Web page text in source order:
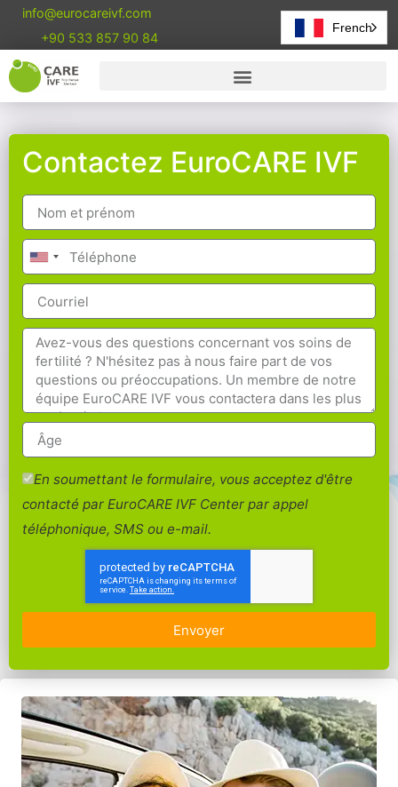
info@eurocareivf.com
+90 533 857 90 84
Contactez EuroCARE IVF
En soumettant le formulaire, vous acceptez d'être
contacté par EuroCARE IVF Center par appel
téléphonique, SMS ou e-mail.
Envoyer
French